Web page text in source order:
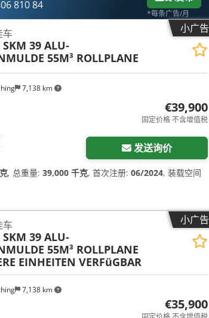
810 84
*每条广告/月
小广告
7,138 km
车
SKM 39 ALU-
55M³ ROLLPLANE
€39,900
固定价格 不含增值税
发送询价
, 总重量: 39,000 千克, 首次注册: 06/2024, 装载空间
小广告
7,138 km
车
SKM 39 ALU-
55M³ ROLLPLANE
EINHEITEN VERFüGBAR
€35,900